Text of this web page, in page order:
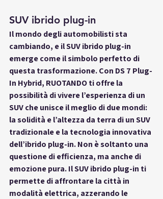
SUV ibrido plug-in
Il mondo degli automobilisti sta
cambiando, e il SUV ibrido plug-in
emerge come il simbolo perfetto di
questa trasformazione. Con DS 7 Plug-
In Hybrid, RUOTANDO ti offre la
possibilità di vivere l’esperienza di un
SUV che unisce il meglio di due mondi:
la solidità e l’altezza da terra di un SUV
tradizionale e la tecnologia innovativa
dell’ibrido plug-in. Non è soltanto una
questione di efficienza, ma anche di
emozione pura. Il SUV ibrido plug-in ti
permette di affrontare la città in
modalità elettrica, azzerando le